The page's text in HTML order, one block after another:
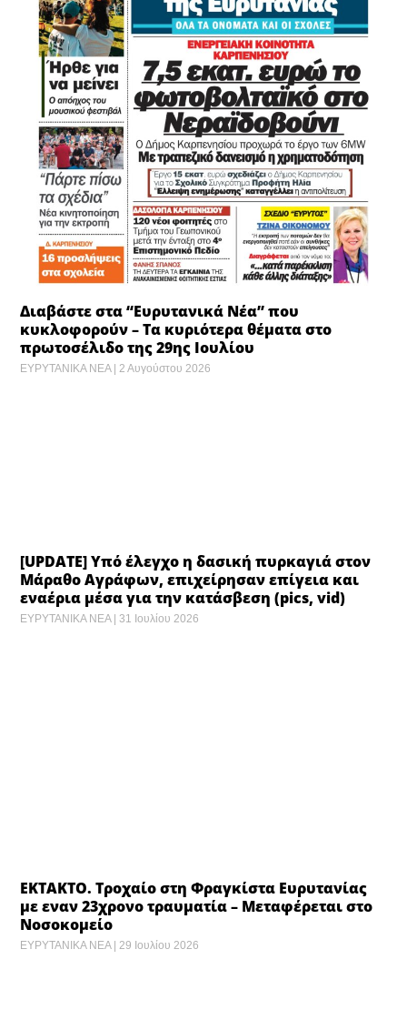
Διαβάστε στα “Ευρυτανικά Νέα” που
κυκλοφορούν – Τα κυριότερα θέματα στο
πρωτοσέλιδο της 29ης Ιουλίου
ΕΥΡΥΤΑΝΙΚΑ ΝΕΑ 2 Αυγούστου 2026
[UPDATE] Υπό έλεγχο η δασική πυρκαγιά στον
Μάραθο Αγράφων, επιχείρησαν επίγεια και
εναέρια μέσα για την κατάσβεση (pics, vid)
ΕΥΡΥΤΑΝΙΚΑ ΝΕΑ 31 Ιουλίου 2026
ΕΚΤΑΚΤΟ. Τροχαίο στη Φραγκίστα Ευρυτανίας
με εναν 23χρονο τραυματία – Μεταφέρεται στο
Νοσοκομείο
ΕΥΡΥΤΑΝΙΚΑ ΝΕΑ 29 Ιουλίου 2026